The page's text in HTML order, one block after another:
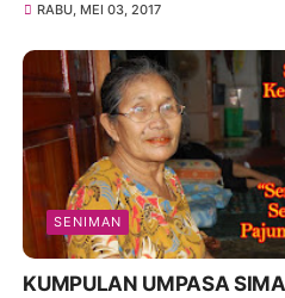
RABU, MEI 03, 2017
SENIMAN
KUMPULAN UMPASA